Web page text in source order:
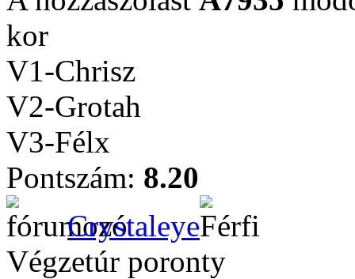
kor
V1-Chrisz
V2-Grotah
V3-Félx
Pontszám: 8.20
Crystaleye
Végzetúr poronty